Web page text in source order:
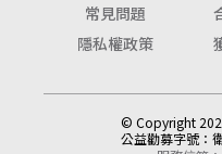
常見問題
隱私權政策
© Copyright
公益勸募字號：